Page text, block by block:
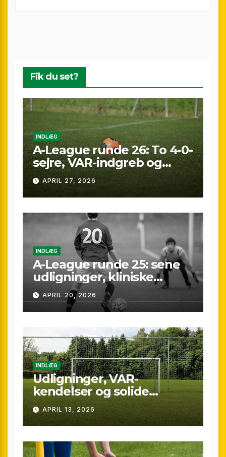
Fik du set?
INDLÆG
A-League runde 26: To 4-0-
sejre, VAR-indgreb og
sene scoringer – fuld
gennemgang af
weekenden
APRIL 27, 2026
INDLÆG
A-League runde 25: sene
udligninger, kliniske
kontraster og små
marginaler
APRIL 20, 2026
INDLÆG
Udligninger, VAR-
kendelser og solide
præstationer: Overblik
over A-League runde 24
(25/26)
APRIL 13, 2026